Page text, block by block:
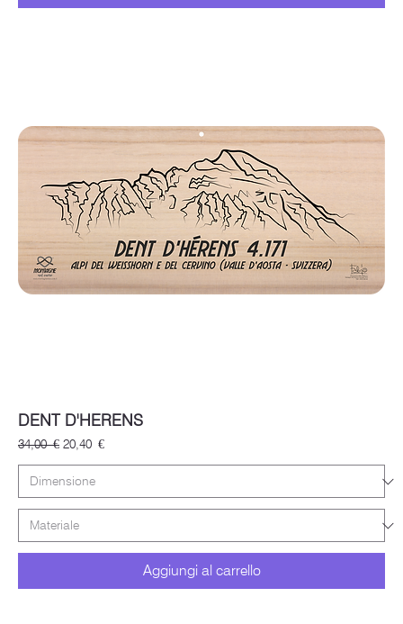
DENT D'HERENS
Prezzo regolare
34,00 € Prezzo scontato
20,40 €
Aggiungi al carrello